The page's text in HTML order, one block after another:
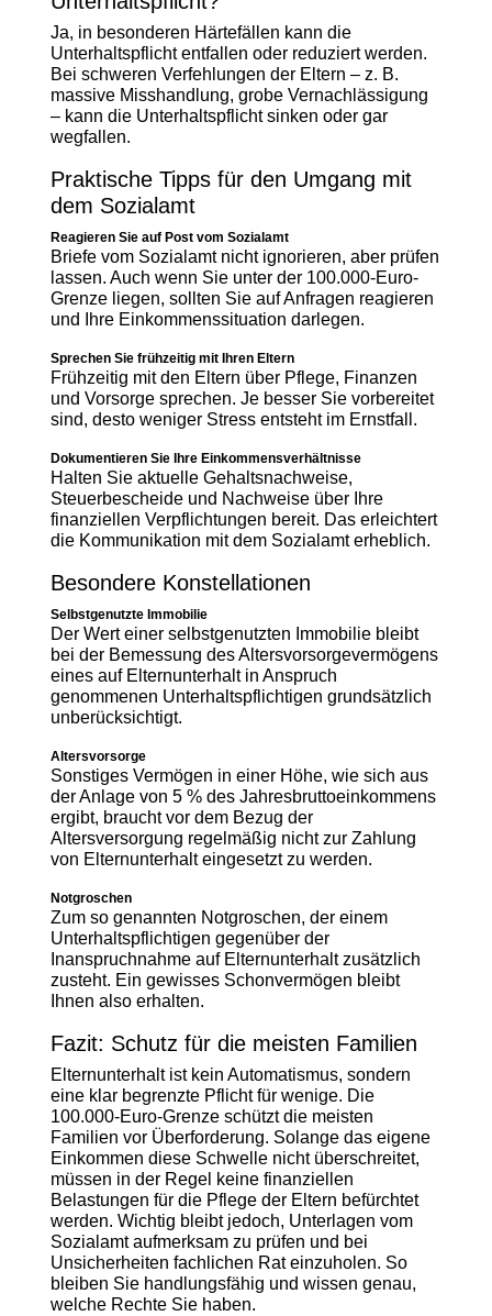
Ja, in besonderen Härtefällen kann die
Unterhaltspflicht entfallen oder reduziert werden.
Bei schweren Verfehlungen der Eltern – z. B.
massive Misshandlung, grobe Vernachlässigung
– kann die Unterhaltspflicht sinken oder gar
wegfallen.
Praktische Tipps für den Umgang mit
dem Sozialamt
Reagieren Sie auf Post vom Sozialamt
Briefe vom Sozialamt nicht ignorieren, aber prüfen
lassen. Auch wenn Sie unter der 100.000-Euro-
Grenze liegen, sollten Sie auf Anfragen reagieren
und Ihre Einkommenssituation darlegen.
Sprechen Sie frühzeitig mit Ihren Eltern
Frühzeitig mit den Eltern über Pflege, Finanzen
und Vorsorge sprechen. Je besser Sie vorbereitet
sind, desto weniger Stress entsteht im Ernstfall.
Dokumentieren Sie Ihre Einkommensverhältnisse
Halten Sie aktuelle Gehaltsnachweise,
Steuerbescheide und Nachweise über Ihre
finanziellen Verpflichtungen bereit. Das erleichtert
die Kommunikation mit dem Sozialamt erheblich.
Besondere Konstellationen
Selbstgenutzte Immobilie
Der Wert einer selbstgenutzten Immobilie bleibt
bei der Bemessung des Altersvorsorgevermögens
eines auf Elternunterhalt in Anspruch
genommenen Unterhaltspflichtigen grundsätzlich
unberücksichtigt.
Altersvorsorge
Sonstiges Vermögen in einer Höhe, wie sich aus
der Anlage von 5 % des Jahresbruttoeinkommens
ergibt, braucht vor dem Bezug der
Altersversorgung regelmäßig nicht zur Zahlung
von Elternunterhalt eingesetzt zu werden.
Notgroschen
Zum so genannten Notgroschen, der einem
Unterhaltspflichtigen gegenüber der
Inanspruchnahme auf Elternunterhalt zusätzlich
zusteht. Ein gewisses Schonvermögen bleibt
Ihnen also erhalten.
Fazit: Schutz für die meisten Familien
Elternunterhalt ist kein Automatismus, sondern
eine klar begrenzte Pflicht für wenige. Die
100.000-Euro-Grenze schützt die meisten
Familien vor Überforderung. Solange das eigene
Einkommen diese Schwelle nicht überschreitet,
müssen in der Regel keine finanziellen
Belastungen für die Pflege der Eltern befürchtet
werden. Wichtig bleibt jedoch, Unterlagen vom
Sozialamt aufmerksam zu prüfen und bei
Unsicherheiten fachlichen Rat einzuholen. So
bleiben Sie handlungsfähig und wissen genau,
welche Rechte Sie haben.